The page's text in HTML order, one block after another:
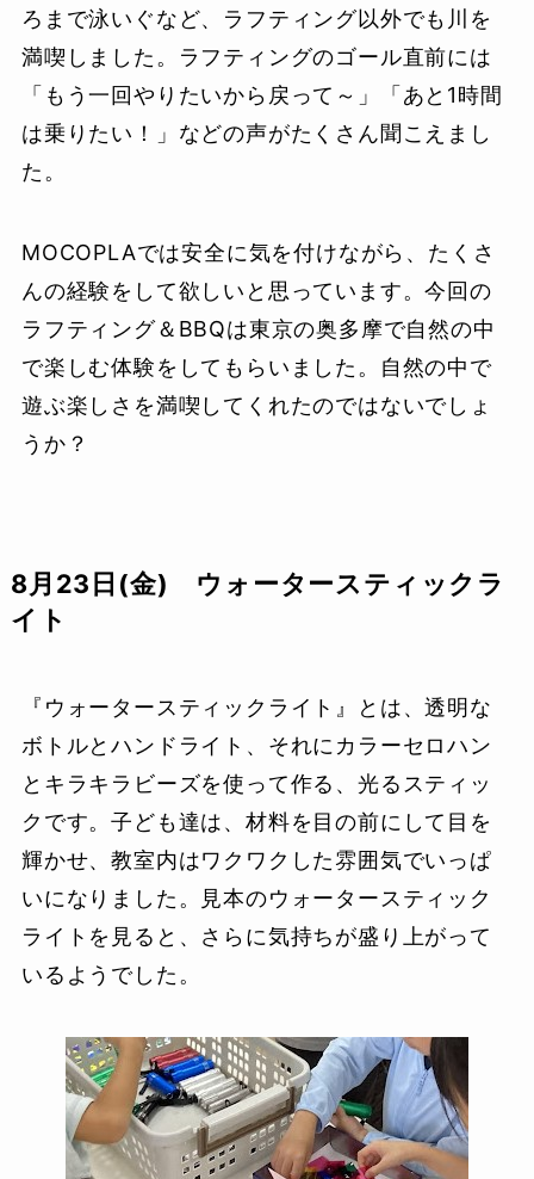
ろまで泳いぐなど、ラフティング以外でも川を
満喫しました。ラフティングのゴール直前には
「もう一回やりたいから戻って～」「あと1時間
は乗りたい！」などの声がたくさん聞こえまし
た。
MOCOPLAでは安全に気を付けながら、たくさ
んの経験をして欲しいと思っています。今回の
ラフティング＆BBQは東京の奥多摩で自然の中
で楽しむ体験をしてもらいました。自然の中で
遊ぶ楽しさを満喫してくれたのではないでしょ
うか？
8月23日(金) ウォータースティックラ
イト
『ウォータースティックライト』とは、透明な
ボトルとハンドライト、それにカラーセロハン
とキラキラビーズを使って作る、光るスティッ
クです。子ども達は、材料を目の前にして目を
輝かせ、教室内はワクワクした雰囲気でいっぱ
いになりました。見本のウォータースティック
ライトを見ると、さらに気持ちが盛り上がって
いるようでした。